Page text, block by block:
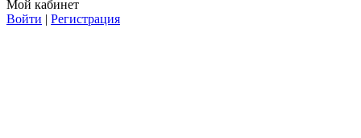
Мой кабинет
Войти | Регистрация